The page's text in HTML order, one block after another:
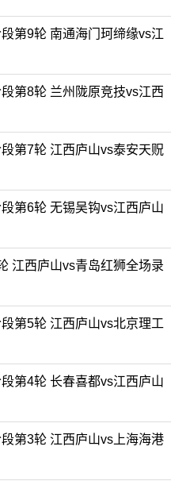
第9轮 南通海门珂缔缘vs江
第8轮 兰州陇原竞技vs江西
第7轮 江西庐山vs泰安天贶
第6轮 无锡吴钩vs江西庐山
江西庐山vs青岛红狮全场录
第5轮 江西庐山vs北京理工
第4轮 长春喜都vs江西庐山
第3轮 江西庐山vs上海海港